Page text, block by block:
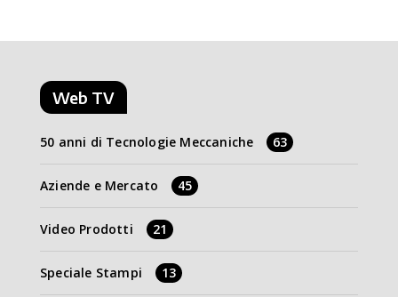
Web TV
50 anni di Tecnologie Meccaniche 63
Aziende e Mercato 45
Video Prodotti 21
Speciale Stampi 13